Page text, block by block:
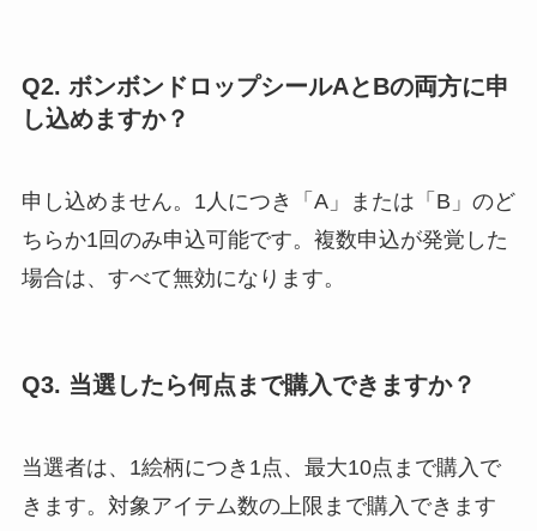
Q2. ボンボンドロップシールAとBの両方に申
し込めますか？
申し込めません。1人につき「A」または「B」のど
ちらか1回のみ申込可能です。複数申込が発覚した
場合は、すべて無効になります。
Q3. 当選したら何点まで購入できますか？
当選者は、1絵柄につき1点、最大10点まで購入で
きます。対象アイテム数の上限まで購入できます